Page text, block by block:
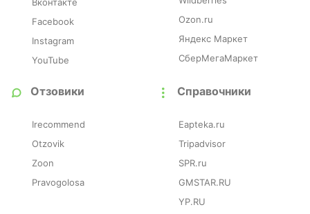
Вконтакте
Facebook
Instagram
YouTube
Справочники
Eapteka.ru
Tripadvisor
SPR.ru
GMSTAR.RU
YP.RU
Отзовики
Irecommend
Otzovik
Zoon
Pravogolosa
Ozon.ru
Яндекс Маркет
СберМегаМаркет